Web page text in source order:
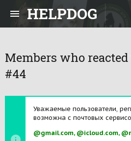
HELPDOG
Members who reacted
#44
Уважаемые пользователи,
возможна с почтовых
@gmail.com, @icloud.com,